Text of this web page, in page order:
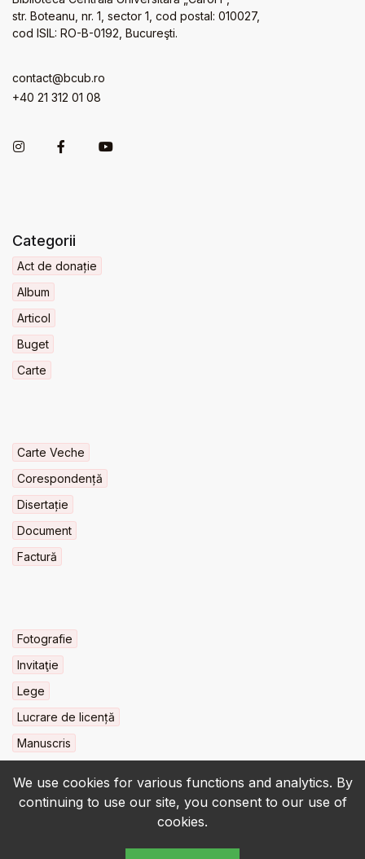
We use cookies for various functions and analytics. By
continuing to use our site, you consent to our use of
cookies.
str. Boteanu, nr. 1, sector 1, cod postal: 010027,
cod ISIL: RO-B-0192, Bucureşti.
contact@bcub.ro
+40 21 312 01 08
Categorii
Act de donație
Album
Articol
Buget
Carte
Carte Veche
Corespondență
Disertație
Document
Factură
Fotografie
Invitaţie
Lege
Lucrare de licență
Manuscris